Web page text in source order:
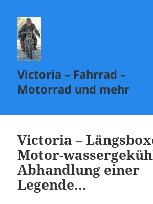
Victoria – Fahrrad –
Motorrad und mehr
Victoria –
Motor-
Abhandlung einer
Legende…